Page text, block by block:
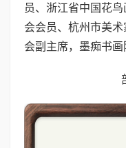
员、浙江省中国花
会会员、杭州市美
会副主席，墨痴书画